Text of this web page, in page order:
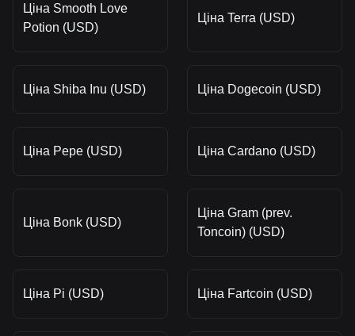
Ціна Smooth Love
Potion (USD)
Ціна Terra (USD)
Ціна Shiba Inu (USD) Ціна Dogecoin (USD)
Ціна Pepe (USD) Ціна Cardano (USD)
Ціна Bonk (USD)
Ціна Gram (prev.
Toncoin) (USD)
Ціна Pi (USD) Ціна Fartcoin (USD)